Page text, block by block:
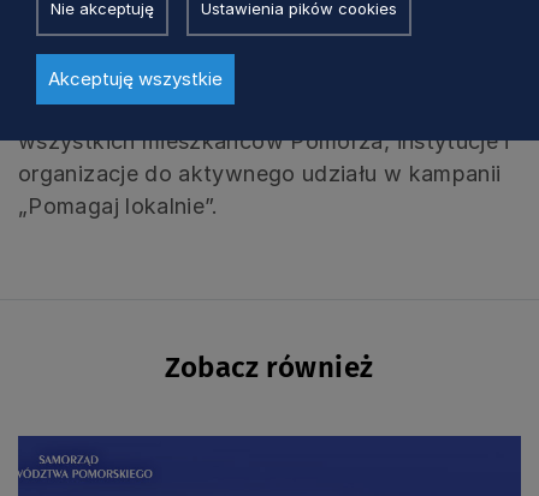
Na stronie kampanii w zakładce „DO
POBRANIA” znaleźć można plakaty i grafiki,
które warto pobrać i udostępnić. Zapraszamy
wszystkich mieszkańców Pomorza, instytucje i
organizacje do aktywnego udziału w kampanii
„Pomagaj lokalnie”.
Zobacz również
Nie akceptuję Ustawienia pików cookies
Akceptuję wszystkie